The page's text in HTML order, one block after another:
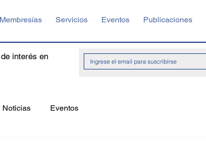
interés en
Membresías Servicios Eventos Publicaciones
Noticias Eventos